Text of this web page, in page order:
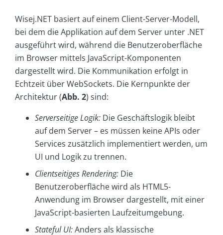
Wisej.NET basiert auf einem Client-Server-Modell,
bei dem die Applikation auf dem Server unter .NET
ausgeführt wird, während die Benutzeroberfläche
im Browser mittels JavaScript-Komponenten
dargestellt wird. Die Kommunikation erfolgt in
Echtzeit über WebSockets. Die Kernpunkte der
Architektur (Abb. 2) sind:
Serverseitige Logik: Die Geschäftslogik bleibt
auf dem Server – es müssen keine APIs oder
Services zusätzlich implementiert werden, um
UI und Logik zu trennen.
Clientseitiges Rendering: Die
Benutzeroberfläche wird als HTML5-
Anwendung im Browser dargestellt, mit einer
JavaScript-basierten Laufzeitumgebung.
Stateful UI:Anders als klassische